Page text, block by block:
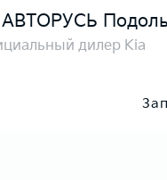
АВТОРУСЬ
дилер Kia